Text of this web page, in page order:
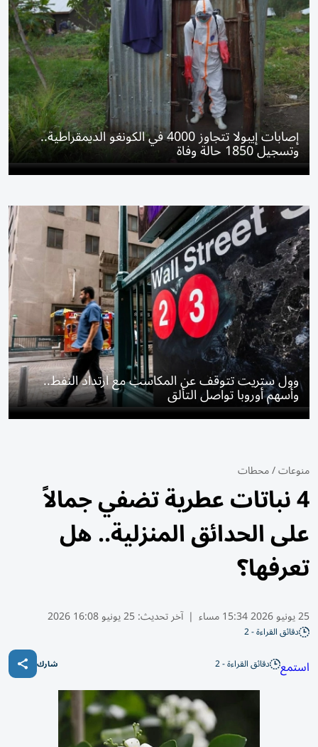
إصابات إيبولا تتجاوز 4000 في الكونغو الديمقراطية..
وتسجيل 1850 حالة وفاة
وول ستريت تتوقف عن المكاسب مع ارتداد النفط..
وأسهم أوروبا تواصل التألق
منوعات/محطات
4 نباتات عطرية تضفي جمالاً
على الحدائق المنزلية.. هل
تعرفها؟
25 يونيو 2026 15:34 مساء | آخر تحديث:25 يونيو 16:08 2026
دقائق القراءة - 2
استمع دقائق القراءة - 2 شارك